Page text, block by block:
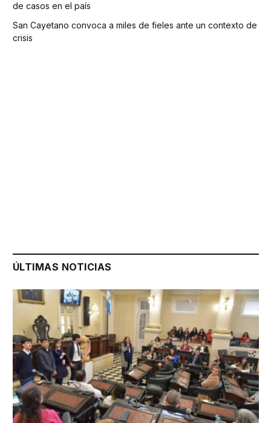
de casos en el país
San Cayetano convoca a miles de fieles ante un contexto de
crisis
ÚLTIMAS NOTICIAS